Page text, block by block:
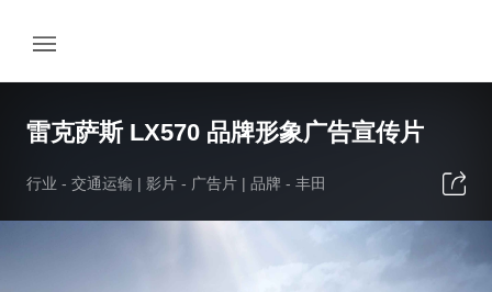
雷克萨斯 LX570 品牌形象广告宣传片
行业 - 交通运输 | 影片 - 广告片 | 品牌 - 丰田